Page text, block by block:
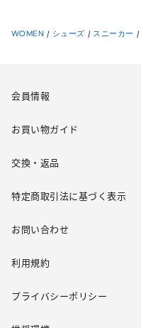
WOMEN / シューズ / スニーカー /
会員情報
お買い物ガイド
交換・返品
特定商取引法に基づく表示
お問い合わせ
利用規約
プライバシーポリシー